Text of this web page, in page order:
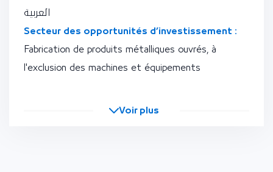
العربية
Secteur des opportunités d’investissement :
Fabrication de produits métalliques ouvrés, à
l'exclusion des machines et équipements
Voir plus